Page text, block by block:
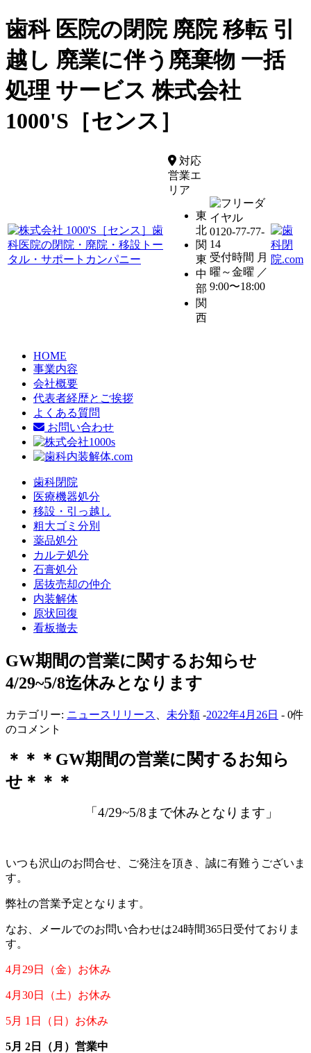
歯科 医院の閉院 廃院 移転 引
越し 廃業に伴う廃棄物 一括
処理 サービス 株式会社
1000'S［センス］
対応
営業エ
リア
東
北
関
東
中
部
関
西
0120-77-77-
14
受付時間 月
曜～金曜 ／
9:00〜18:00
HOME
事業内容
会社概要
代表者経歴とご挨拶
よくある質問
お問い合わせ
歯科閉院
医療機器処分
移設・引っ越し
粗大ゴミ分別
薬品処分
カルテ処分
石膏処分
居抜売却の仲介
内装解体
原状回復
看板撤去
GW期間の営業に関するお知らせ
4/29~5/8迄休みとなります
カテゴリー: ニュースリリース 未分類 -2022年4月26日 - 0件
のコメント
＊＊＊GW期間の営業に関するお知ら
せ＊＊＊
「4/29~5/8まで休みとなります」
いつも沢山のお問合せ、ご発注を頂き、誠に有難うございま
す。
弊社の営業予定となります。
なお、メールでのお問い合わせは24時間365日受付ておりま
す。
4月29日（金）お休み
4月30日（土）お休み
5月 1日（日）お休み
5月 2日（月）営業中